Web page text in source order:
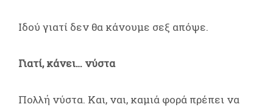
Ιδού γιατί δεν θα κάνουμε σεξ απόψε.
Γιατί, κάνει… νύστα
Πολλή νύστα. Και, ναι, καμιά φορά πρέπει να